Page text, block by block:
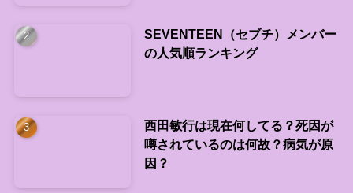
SEVENTEEN（セブチ）メンバー
の人気順ランキング
西田敏行は現在何してる？死因が
噂されているのは何故？病気が原
因？